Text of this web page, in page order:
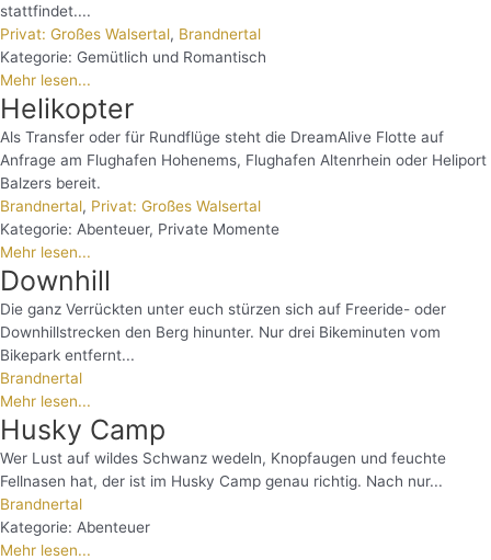
stattfindet....
Privat: Großes Walsertal, Brandnertal
Kategorie: Gemütlich und Romantisch
Mehr lesen...
Helikopter
Als Transfer oder für Rundflüge steht die DreamAlive Flotte auf
Anfrage am Flughafen Hohenems, Flughafen Altenrhein oder Heliport
Balzers bereit.
Brandnertal, Privat: Großes Walsertal
Kategorie: Abenteuer, Private Momente
Mehr lesen...
Downhill
Die ganz Verrückten unter euch stürzen sich auf Freeride- oder
Downhillstrecken den Berg hinunter. Nur drei Bikeminuten vom
Bikepark entfernt...
Brandnertal
Mehr lesen...
Husky Camp
Wer Lust auf wildes Schwanz wedeln, Knopfaugen und feuchte
Fellnasen hat, der ist im Husky Camp genau richtig. Nach nur...
Brandnertal
Kategorie: Abenteuer
Mehr lesen...